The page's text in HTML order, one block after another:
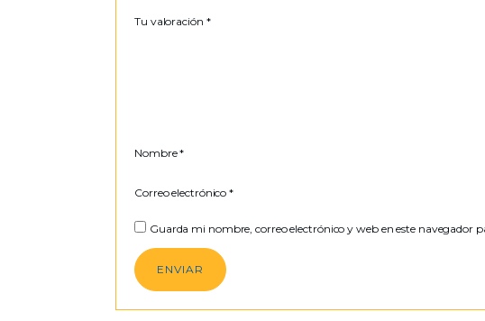
Tu valoración *
Nombre*
Correo electrónico*
Guarda mi nombre, correo electrónico y web en este navegador